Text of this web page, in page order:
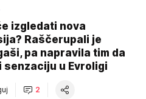
izgledati nova
Raščerupali je
pa napravila tim da
senzaciju u Evroligi
2